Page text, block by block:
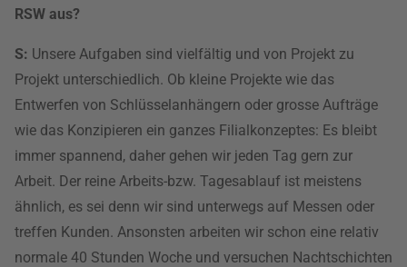
RSW aus?
S: Unsere Aufgaben sind vielfältig und von Projekt zu
Projekt unterschiedlich. Ob kleine Projekte wie das
Entwerfen von Schlüsselanhängern oder grosse Aufträge
wie das Konzipieren ein ganzes Filialkonzeptes: Es bleibt
immer spannend, daher gehen wir jeden Tag gern zur
Arbeit. Der reine Arbeits-bzw. Tagesablauf ist meistens
ähnlich, es sei denn wir sind unterwegs auf Messen oder
treffen Kunden. Ansonsten arbeiten wir schon eine relativ
normale 40 Stunden Woche und versuchen Nachtschichten